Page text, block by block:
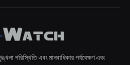
পরিস্থিতি এবং মানবাধিকার পর্যবেক্ষণ এবং